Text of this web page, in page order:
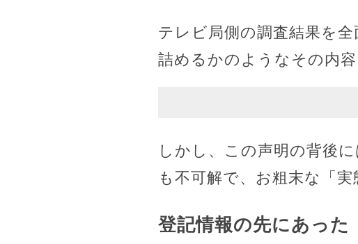
テレビ局側の調査結果を
詰めるかのようなその内容
しかし、この声明の背後
も不可解で、お粗末な「
登記情報の先にあっ